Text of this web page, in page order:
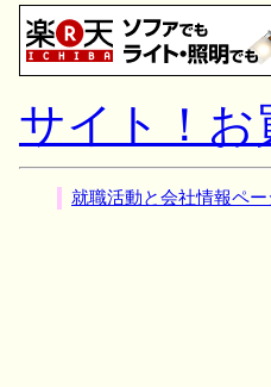
サイト！お
就職活動と会社情報ペ